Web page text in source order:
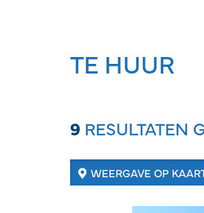
TE HUUR
9 RESULTATEN
WEERGAVE OP